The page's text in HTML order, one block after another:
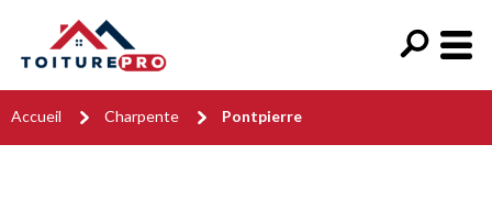
Accueil Charpente Pontpierre